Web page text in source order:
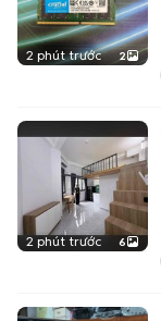
2 phút trước 2
2 phút trước 6